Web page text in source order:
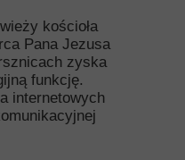
kościoła
Pana Jezusa
zyska
funkcję.
internetowych